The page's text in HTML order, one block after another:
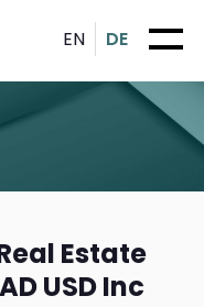
EN DE
Estate
USD Inc